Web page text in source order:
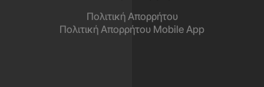
Πολιτική Απορρήτου
Πολιτική Απορρήτου Mobile App